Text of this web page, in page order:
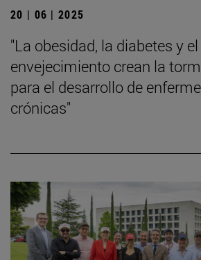
20 | 06 | 2025
"La obesidad, la diabetes y el
envejecimiento crean la
para el desarrollo de
crónicas"